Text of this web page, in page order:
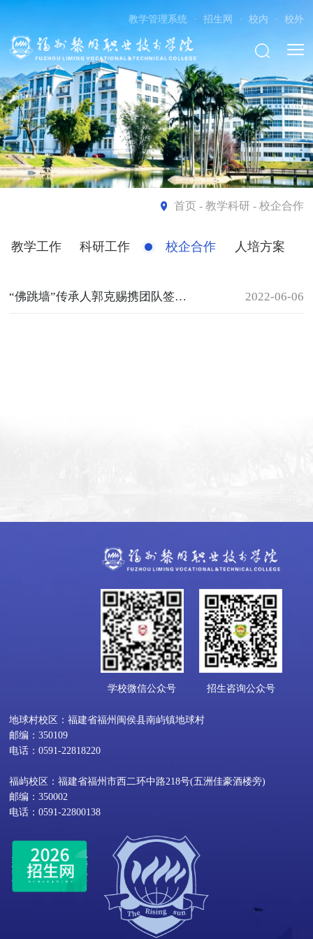
教学管理系统 · 招生网 · 校内 · 校外
首页- 教学科研 - 校企合作
教学工作 科研工作 校企合作 人培方案
“佛跳墙”传承人郭克赐携团队签约黎明五洲餐饮产业学院 2022-06-06
学校微信公众号 招生咨询公众号
地球村校区：福建省福州闽侯县南屿镇地球村
邮编：350109
电话：0591-22818220
福屿校区：福建省福州市西二环中路218号(五洲佳豪酒楼旁)
邮编：350002
电话：0591-22800138